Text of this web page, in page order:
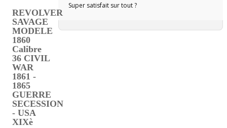
Super satisfait sur tout ?
REVOLVER
SAVAGE
MODELE
1860
Calibre
36 CIVIL
WAR
1861 -
1865
GUERRE
SECESSION
- USA
XIXè